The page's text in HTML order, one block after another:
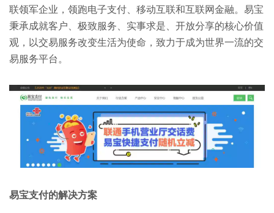
联领军企业，领跑电子支付、移动互联和互联网金融。易宝
秉承成就客户、极致服务、实事求是、开放分享的核心价值
观，以交易服务改变生活为使命，致力于成为世界一流的交
易服务平台。
易宝支付的解决方案